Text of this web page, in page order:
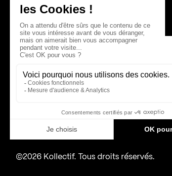
Page Facebook de Kollectif
Page Instagram de Kollectif
Page Linkedin de Kollectif
Partenaires
Bâtiment-Durable-Québec-1
Esquisses-1 MP-1
©2026 Kollectif. Tous droits réservés.